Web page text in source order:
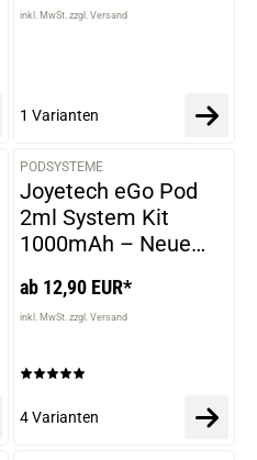
inkl. MwSt. zzgl. Versand
1 Varianten
VARIANTEN
PODSYSTEME
Joyetech eGo Pod
2ml System Kit
1000mAh – Neue
ab 12,90 EUR*
inkl. MwSt. zzgl. Versand
4 Varianten